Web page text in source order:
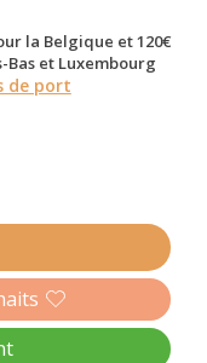
la Belgique et 120€
Bas et Luxembourg
de port